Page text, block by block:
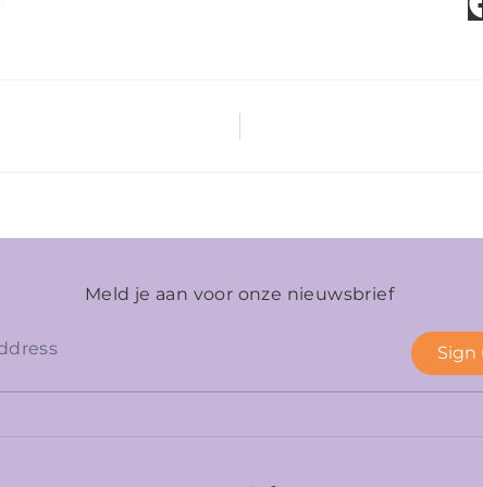
Meld je aan voor onze nieuwsbrief
Sign